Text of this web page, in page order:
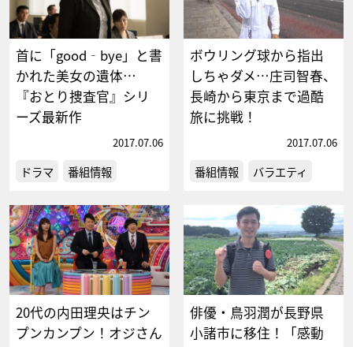
首に「good‐bye」と書
かれた美女の遺体…
『おとり捜査官』シリ
ーズ最新作
2017.07.06
ドラマ 番組情報
ボウリング球から指出
しちゃダメ…庄司智春、
長崎から東京まで過酷
旅に挑戦！
2017.07.06
番組情報 バラエティ
20代の内田理央はチン
プンカンプン！オジさん
俳優・鳥羽潤が長野県
小諸市に移住！「感動